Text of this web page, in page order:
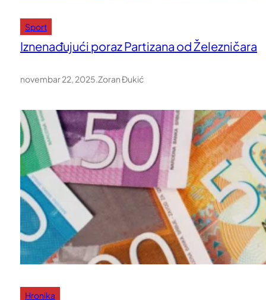
Sport
Iznenađujući poraz Partizana od Železničara
novembar 22, 2025.Zoran Đukić
Hronika